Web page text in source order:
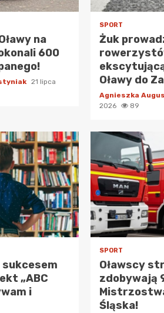
na
600
21 lipca
SPORT
Żuk
Oławy do
Agnieszka
2026
89
sukcesem
„ABC
i
SPORT
Oławscy
zdobywają
Śląska!